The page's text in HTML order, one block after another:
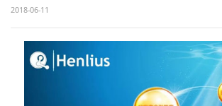
2018-06-11